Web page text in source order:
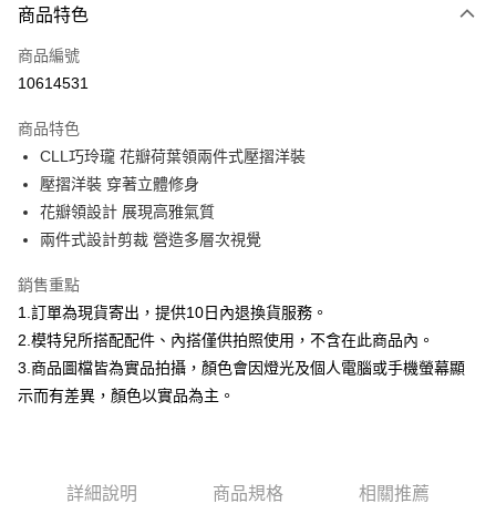
信用卡一次付款
信用卡分期付款
合作金庫商業銀行
華南商業銀行
彰化商業銀行
上海商業儲蓄銀行
國泰世華商業銀行
臺灣中小企業銀行
聯邦商業銀行
元大商業銀行
永豐商業銀行
台新國際商業銀行
中國信託商業銀行
台灣樂天信用卡公司
超商取貨付款
LINE Pay
Apple Pay
悠遊付
Google Pay
全盈+PAY
【大哥付你分期使用說明】
1.本服務由台灣大哥大提供，台灣大哥大用戶可立即使用無須另外申請。
AFTEE先享後付
商品特色
商品編號
10614531
商品特色
CLL巧玲瓏 花瓣荷葉領兩件式壓摺洋裝
壓摺洋裝 穿著立體修身
花瓣領設計 展現高雅氣質
兩件式設計剪裁 營造多層次視覺
銷售重點
1.訂單為現貨寄出，提供10日內退換貨服務。
2.模特兒所搭配配件、內搭僅供拍照使用，不含在此商品內。
3.商品圖檔皆為實品拍攝，顏色會因燈光及個人電腦或手機螢幕顯
示而有差異，顏色以實品為主。
詳細說明 商品規格 相關推薦